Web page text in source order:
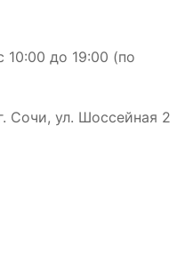
10:00 до 19:00 (по
Сочи, ул. Шоссейная 2